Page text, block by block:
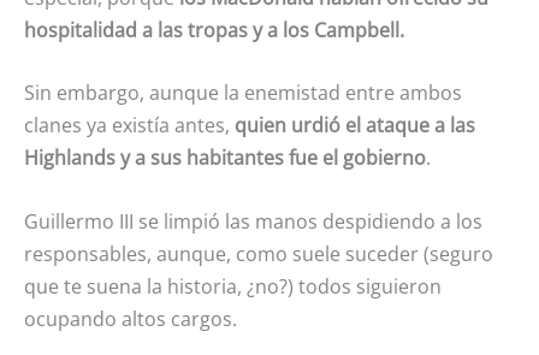
hospitalidad a las tropas y a los Campbell.
Sin embargo, aunque la enemistad entre ambos
clanes ya existía antes, quien urdió el ataque a las
Highlands y a sus habitantes fue el gobierno.
Guillermo III se limpió las manos despidiendo a los
responsables, aunque, como suele suceder (seguro
que te suena la historia, ¿no?) todos siguieron
ocupando altos cargos.